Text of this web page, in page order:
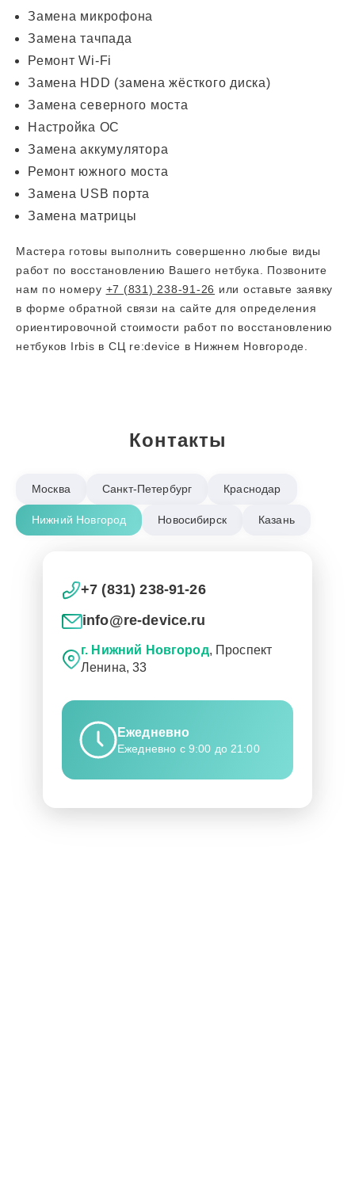
Замена микрофона
Замена тачпада
Ремонт Wi-Fi
Замена HDD (замена жёсткого диска)
Замена северного моста
Настройка ОС
Замена аккумулятора
Ремонт южного моста
Замена USB порта
Замена матрицы
Мастера готовы выполнить совершенно любые виды
работ по восстановлению Вашего нетбука. Позвоните
нам по номеру +7 (831) 238-91-26 или оставьте заявку
в форме обратной связи на сайте для определения
ориентировочной стоимости работ по восстановлению
нетбуков Irbis в СЦ re:device в Нижнем Новгороде.
Контакты
Москва Санкт-Петербург Краснодар
Нижний Новгород Новосибирск Казань
+7 (831) 238-91-26
info@re-device.ru
г. Нижний Новгород, Проспект
Ленина, 33
Ежедневно
Ежедневно с 9:00 до 21:00